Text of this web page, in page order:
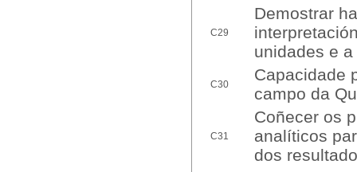
C29
Demostrar
unidades e
C30
Capacidade
campo da
C31
Coñecer os
analíticos
dos